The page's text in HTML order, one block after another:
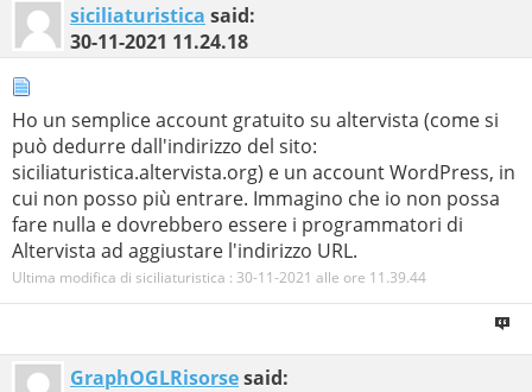
siciliaturistica said:
30-11-2021 11.24.18
Ho un semplice account gratuito su altervista (come si
può dedurre dall'indirizzo del sito:
siciliaturistica.altervista.org) e un account WordPress, in
cui non posso più entrare. Immagino che io non possa
fare nulla e dovrebbero essere i programmatori di
Altervista ad aggiustare l'indirizzo URL.
Ultima modifica di siciliaturistica : 30-11-2021 alle ore 11.39.44
GraphOGLRisorsesaid: